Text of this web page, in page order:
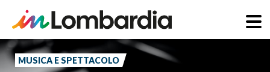
Salta
al
MUSICA E SPETTACOLO